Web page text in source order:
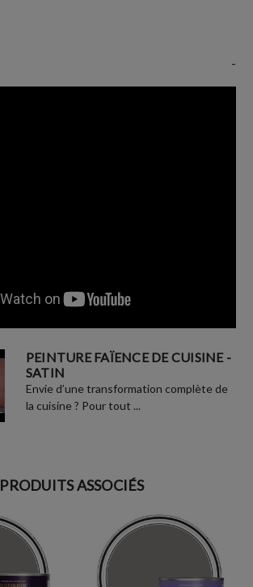
-
PEINTURE FAÏENCE DE CUISINE -
SATIN
Envie d’une transformation complète de
la cuisine ? Pour tout ...
PRODUITS ASSOCIÉS